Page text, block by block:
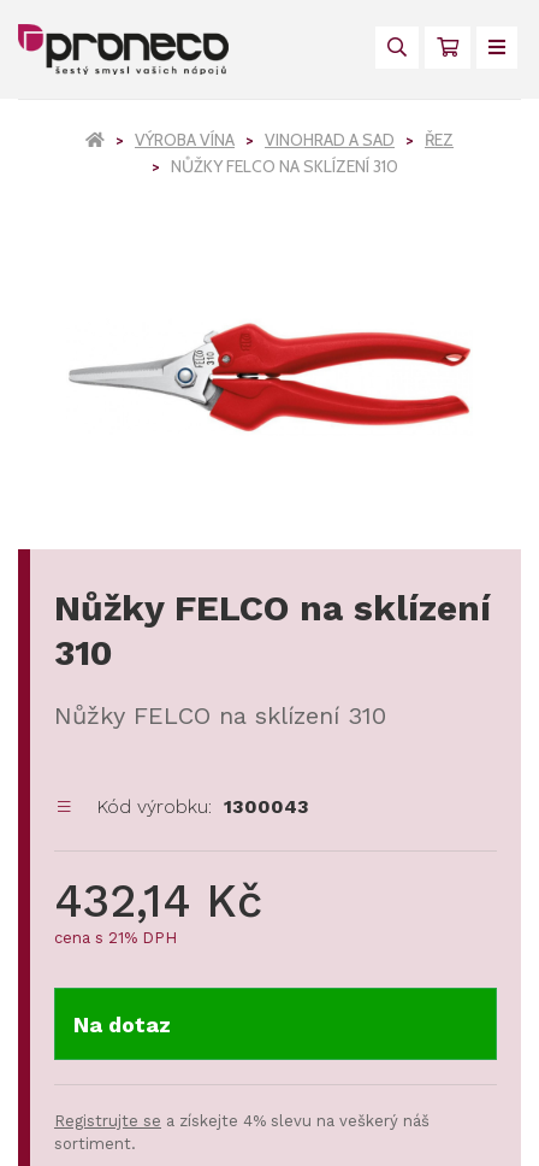
VÝROBA VÍNA VINOHRAD A SAD
ŘEZ
NŮŽKY FELCO NA SKLÍZENÍ 310
Nůžky FELCO na sklízení
310
Nůžky FELCO na sklízení 310
Kód výrobku: 1300043
432,14 Kč
cena s 21% DPH
Na dotaz
Registrujte se a získejte 4% slevu na veškerý náš
sortiment.